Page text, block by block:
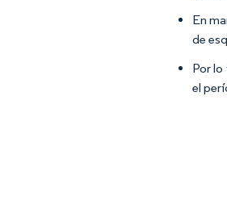
En
de
Por
el